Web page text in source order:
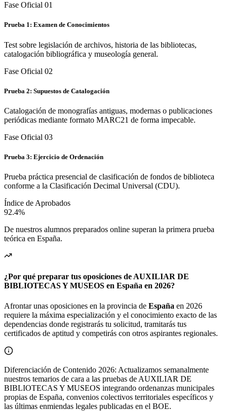
Fase Oficial 01
Prueba 1: Examen de Conocimientos
Test sobre legislación de archivos, historia de las bibliotecas,
catalogación bibliográfica y museología general.
Fase Oficial 02
Prueba 2: Supuestos de Catalogación
Catalogación de monografías antiguas, modernas o publicaciones
periódicas mediante formato MARC21 de forma impecable.
Fase Oficial 03
Prueba 3: Ejercicio de Ordenación
Prueba práctica presencial de clasificación de fondos de biblioteca
conforme a la Clasificación Decimal Universal (CDU).
Índice de Aprobados
92.4%
De nuestros alumnos preparados online superan la primera prueba
teórica en España.
¿Por qué preparar tus oposiciones de AUXILIAR DE
BIBLIOTECAS Y MUSEOS en España en 2026?
Afrontar unas oposiciones en la provincia de España en 2026
requiere la máxima especialización y el conocimiento exacto de las
dependencias donde registrarás tu solicitud, tramitarás tus
certificados de aptitud y competirás con otros aspirantes regionales.
Diferenciación de Contenido 2026: Actualizamos semanalmente
nuestros temarios de cara a las pruebas de AUXILIAR DE
BIBLIOTECAS Y MUSEOS integrando ordenanzas municipales
propias de España, convenios colectivos territoriales específicos y
las últimas enmiendas legales publicadas en el BOE.